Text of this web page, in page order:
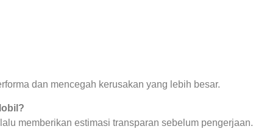
dan mencegah kerusakan yang lebih besar.
memberikan estimasi transparan sebelum pengerjaan.